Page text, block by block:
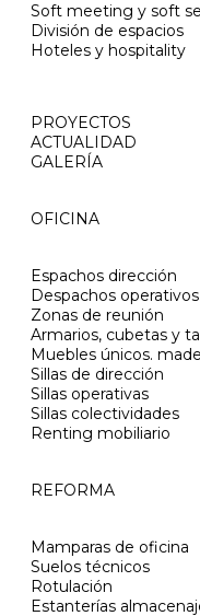
Soft meeting y soft
División de espacios
Hoteles y hospitality
PROYECTOS
ACTUALIDAD
GALERÍA
OFICINA
Espachos dirección
Despachos operativos
Zonas de reunión
Armarios, cubetas y
Muebles únicos.
Sillas de dirección
Sillas operativas
Sillas colectividades
Renting mobiliario
REFORMA
Mamparas de oficina
Suelos técnicos
Rotulación
Estanterías